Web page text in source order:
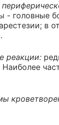
- головные
в
реакции: